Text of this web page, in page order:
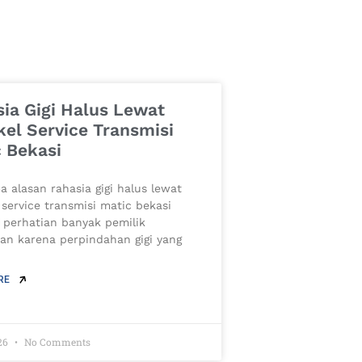
Gigi Halus Lewat
Service Transmisi
Bekasi
alasan rahasia gigi halus lewat
service transmisi matic bekasi
perhatian banyak pemilik
karena perpindahan gigi yang
No Comments